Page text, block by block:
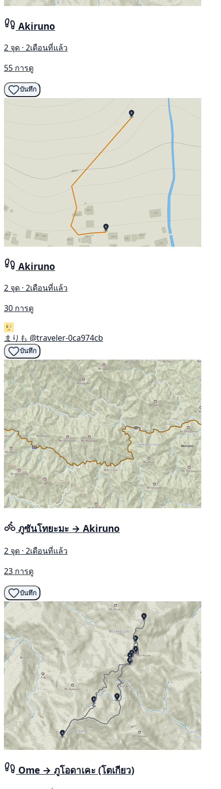
Akiruno
2 จุด · 2เดือนที่แล้ว
55 การดู
บันทึก
Akiruno
2 จุด · 2เดือนที่แล้ว
30 การดู
まりも @traveler-0ca974cb
บันทึก
ภูซันโทยะมะ → Akiruno
2 จุด · 2เดือนที่แล้ว
23 การดู
บันทึก
Ome → ภูโอดาเคะ (โตเกียว)